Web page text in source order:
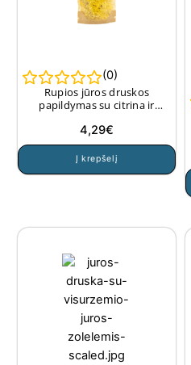
(0)
Rupios jūros druskos
papildymas su citrina ir
4,29€
Į krepšelį